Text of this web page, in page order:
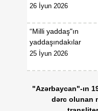
ABŞ-Azərbaycan
əlaqələrində və
Qafqazın sülh
gündəliyində mühüm
Xarici ölkələrin
şəbəkələrinə
26 İyun 2026
“Milli yaddaş"ın
yaddaşındakılar
25 İyun 2026
"Azərbaycan"-ın
dərc olunan